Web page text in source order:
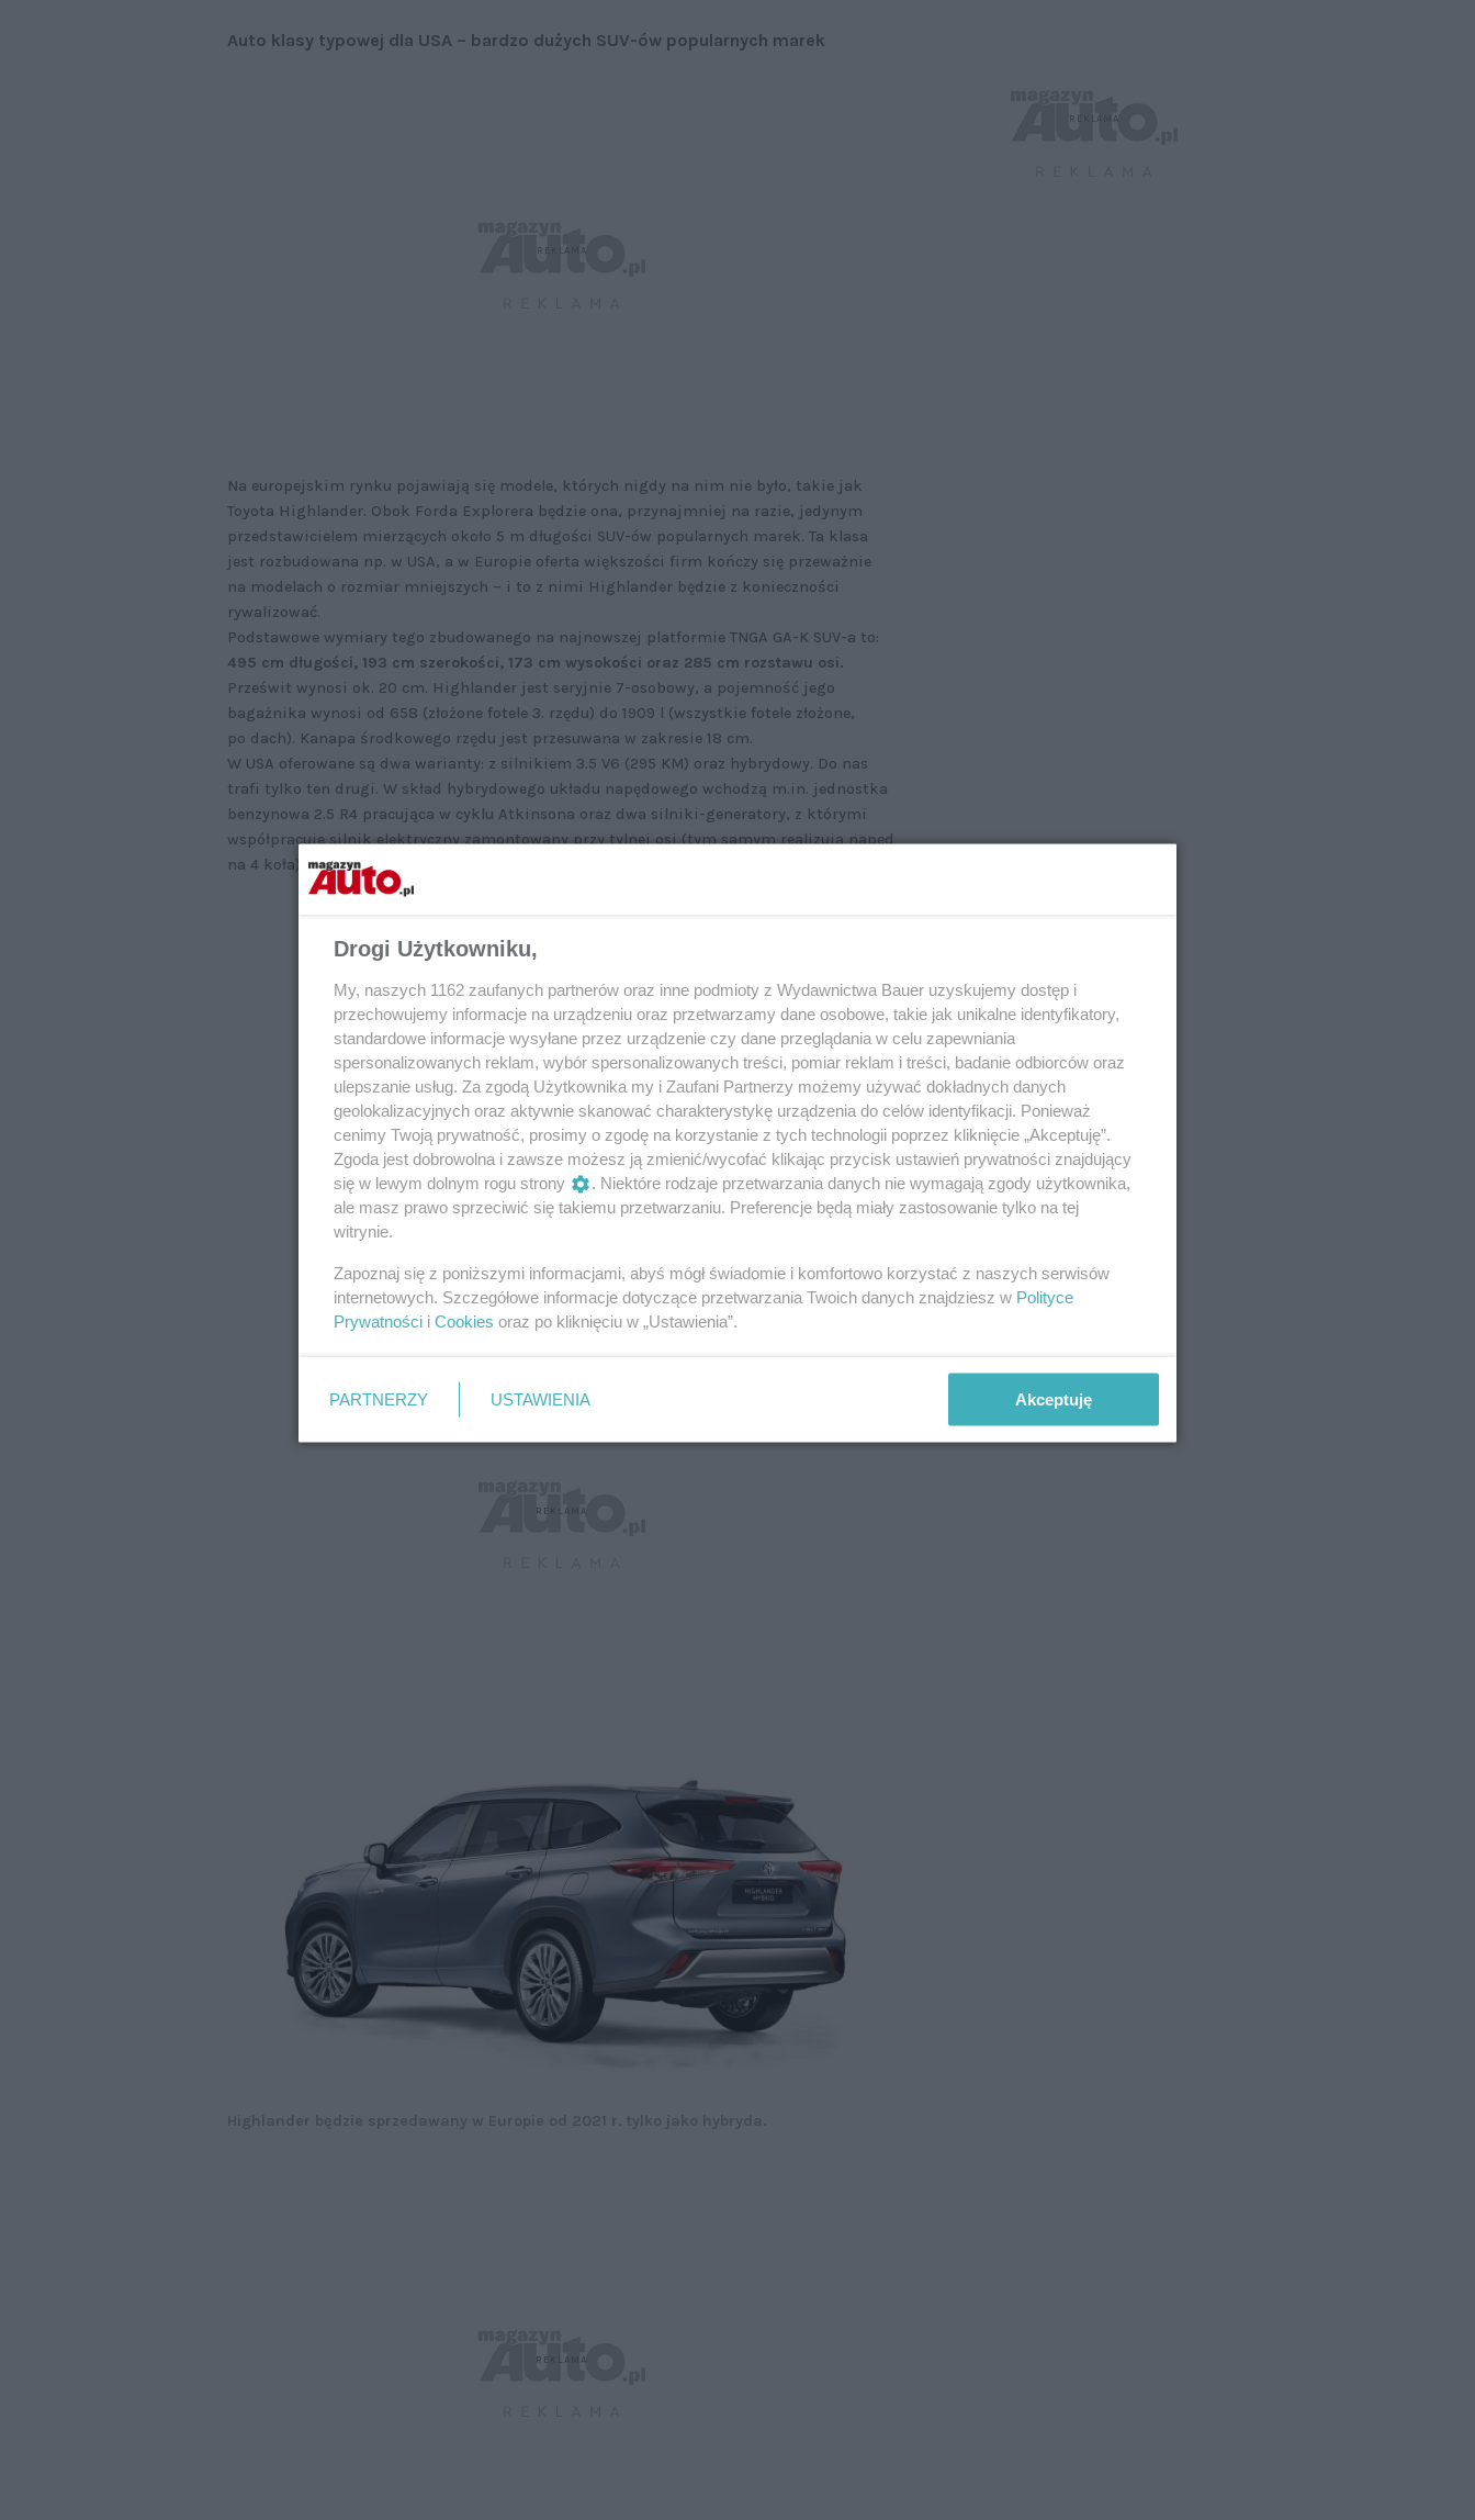
Auto klasy typowej dla USA – bardzo dużych SUV-ów popularnych marek
Na europejskim rynku pojawiają się modele, których nigdy na nim nie było, takie jak
Toyota Highlander. Obok Forda Explorera będzie ona, przynajmniej na razie, jedynym
przedstawicielem mierzących około 5 m długości SUV-ów popularnych marek. Ta klasa
jest rozbudowana np. w USA, a w Europie oferta większości firm kończy się przeważnie
na modelach o rozmiar mniejszych – i to z nimi Highlander będzie z konieczności
rywalizować.
Podstawowe wymiary tego zbudowanego na najnowszej platformie TNGA GA-K SUV-a to:
495 cm długości, 193 cm szerokości, 173 cm wysokości oraz 285 cm rozstawu osi.
Prześwit wynosi ok. 20 cm. Highlander jest seryjnie 7-osobowy, a pojemność jego
bagażnika wynosi od 658 (złożone fotele 3. rzędu) do 1909 l (wszystkie fotele złożone,
po dach). Kanapa środkowego rzędu jest przesuwana w zakresie 18 cm.
W USA oferowane są dwa warianty: z silnikiem 3.5 V6 (295 KM) oraz hybrydowy. Do nas
trafi tylko ten drugi. W skład hybrydowego układu napędowego wchodzą m.in. jednostka
benzynowa 2.5 R4 pracująca w cyklu Atkinsona oraz dwa silniki-generatory, z którymi
współpracuje silnik elektryczny zamontowany przy tylnej osi (tym samym realizują napęd
na 4 koła). Łącznie do dyspozycji są tu 244 KM.
Drogi Użytkowniku,
My, naszych 1162 zaufanych partnerów oraz inne podmioty z Wydawnictwa Bauer uzyskujemy dostęp i
przechowujemy informacje na urządzeniu oraz przetwarzamy dane osobowe, takie jak unikalne identyfikatory,
standardowe informacje wysyłane przez urządzenie czy dane przeglądania w celu zapewniania
spersonalizowanych reklam, wybór spersonalizowanych treści, pomiar reklam i treści, badanie odbiorców oraz
ulepszanie usług. Za zgodą Użytkownika my i Zaufani Partnerzy możemy używać dokładnych danych
geolokalizacyjnych oraz aktywnie skanować charakterystykę urządzenia do celów identyfikacji. Ponieważ
cenimy Twoją prywatność, prosimy o zgodę na korzystanie z tych technologii poprzez kliknięcie „Akceptuję”.
Zgoda jest dobrowolna i zawsze możesz ją zmienić/wycofać klikając przycisk ustawień prywatności znajdujący
się w lewym dolnym rogu strony
. Niektóre rodzaje przetwarzania danych nie wymagają zgody użytkownika,
ale masz prawo sprzeciwić się takiemu przetwarzaniu. Preferencje będą miały zastosowanie tylko na tej
witrynie.
Zapoznaj się z poniższymi informacjami, abyś mógł świadomie i komfortowo korzystać z naszych serwisów
internetowych. Szczegółowe informacje dotyczące przetwarzania Twoich danych znajdziesz w Polityce
Prywatności i Cookies oraz po kliknięciu w „Ustawienia”.
PARTNERZY USTAWIENIA Akceptuję